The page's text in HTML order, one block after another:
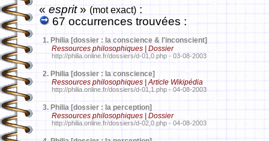
«esprit» (mot exact) :
67 occurrences trouvées :
1. Philia [dossier : la conscience & l'inconscient]
Ressources philosophiques | Dossier
http://philia.online.fr/dossiers/d-01,0.php - 03-08-2003
2. Philia [dossier : la conscience]
Ressources philosophiques | Article Wikipédia
http://philia.online.fr/dossiers/d-01,1.php - 04-08-2003
3. Philia [dossier : la perception]
Ressources philosophiques | Dossier
http://philia.online.fr/dossiers/d-02,0.php - 04-08-2003